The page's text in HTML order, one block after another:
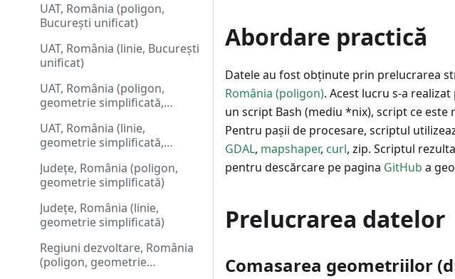
UAT, România (poligon,
București unificat)
UAT, România (linie, București
unificat)
UAT, România (poligon,
geometrie simplificată,
UAT, România (linie,
geometrie simplificată,
Județe, România (poligon,
geometrie simplificată)
Județe, România (linie,
geometrie simplificată)
Regiuni dezvoltare, România
(poligon, geometrie
Abordare practică
Datele au fost obținute prin prelucrarea
România (poligon). Acest lucru s-a
un script Bash (mediu *nix), script ce este
Pentru pașii de procesare, scriptul
GDAL, mapshaper, curl, zip. Scriptul
pentru descărcare pe pagina GitHub a
Prelucrarea datelor
Comasarea geometriilor